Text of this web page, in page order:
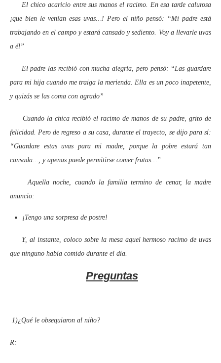
El chico acaricio entre sus manos el racimo. En esa tarde calurosa
¡que bien le venían esas uvas…! Pero el niño pensó: “Mi padre está
trabajando en el campo y estará cansado y sediento. Voy a llevarle uvas
a él”
El padre las recibió con mucha alegría, pero pensó: “Las guardare
para mi hija cuando me traiga la merienda. Ella es un poco inapetente,
y quizás se las coma con agrado”
Cuando la chica recibió el racimo de manos de su padre, grito de
felicidad. Pero de regreso a su casa, durante el trayecto, se dijo para sí:
“Guardare estas uvas para mi madre, porque la pobre estará tan
cansada…, y apenas puede permitirse comer frutas…”
Aquella noche, cuando la familia termino de cenar, la madre
anuncio:
¡Tengo una sorpresa de postre!
Y, al instante, coloco sobre la mesa aquel hermoso racimo de uvas
que ninguno había comido durante el día.
Preguntas
1)¿Qué le obsequiaron al niño?
R: